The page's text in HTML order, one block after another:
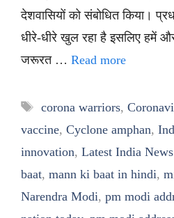
देशवासियों को संबोधित किया।
धीरे-धीरे खुल रहा है इसलिए हमें
जरूरत … Read more
Tags
corona warriors,
vaccine, Cyclone amphan,
innovation, Latest India
baat, mann ki baat in hindi,
Narendra Modi, pm modi